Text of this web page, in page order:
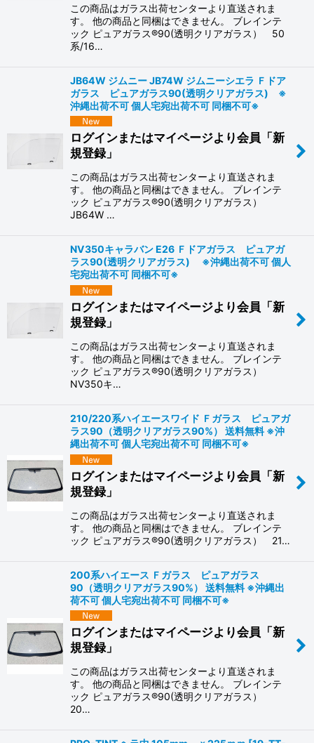
この商品はガラス出荷センターより直送されま
す。 他の商品と同梱はできません。 ブレインテ
ック ピュアガラス®90(透明クリアガラス） 50
系/16…
JB64W ジムニー JB74W ジムニーシエラ Ｆドア
ガラス ピュアガラス90(透明クリアガラス) ※
沖縄出荷不可 個人宅宛出荷不可 同梱不可※
ログインまたはマイページより会員「新
規登録」
この商品はガラス出荷センターより直送されま
す。 他の商品と同梱はできません。 ブレインテ
ック ピュアガラス®90(透明クリアガラス）
JB64W …
NV350キャラバン E26 Ｆドアガラス ピュアガ
ラス90(透明クリアガラス) ※沖縄出荷不可 個人
宅宛出荷不可 同梱不可※
ログインまたはマイページより会員「新
規登録」
この商品はガラス出荷センターより直送されま
す。 他の商品と同梱はできません。 ブレインテ
ック ピュアガラス®90(透明クリアガラス）
NV350キ…
210/220系ハイエースワイド Ｆガラス ピュアガ
ラス90（透明クリアガラス90%） 送料無料 ※沖
縄出荷不可 個人宅宛出荷不可 同梱不可※
ログインまたはマイページより会員「新
規登録」
この商品はガラス出荷センターより直送されま
す。 他の商品と同梱はできません。 ブレインテ
ック ピュアガラス®90(透明クリアガラス） 21…
200系ハイエース Ｆガラス ピュアガラス
90（透明クリアガラス90%） 送料無料 ※沖縄出
荷不可 個人宅宛出荷不可 同梱不可※
ログインまたはマイページより会員「新
規登録」
この商品はガラス出荷センターより直送されま
す。 他の商品と同梱はできません。 ブレインテ
ック ピュアガラス®90(透明クリアガラス）
20…